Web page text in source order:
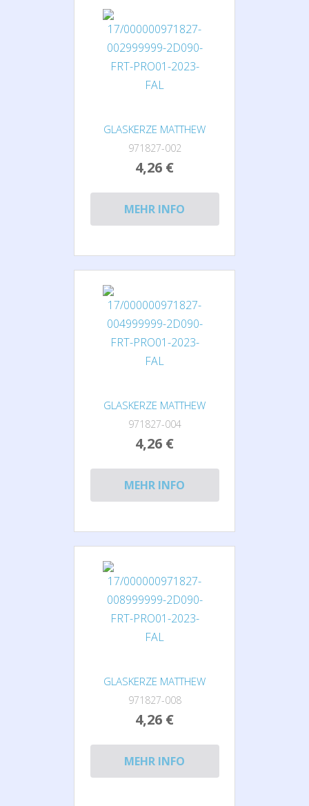
GLASKERZE MATTHEW
971827-002
4,26 €
MEHR INFO
GLASKERZE MATTHEW
971827-004
4,26 €
MEHR INFO
GLASKERZE MATTHEW
971827-008
4,26 €
MEHR INFO